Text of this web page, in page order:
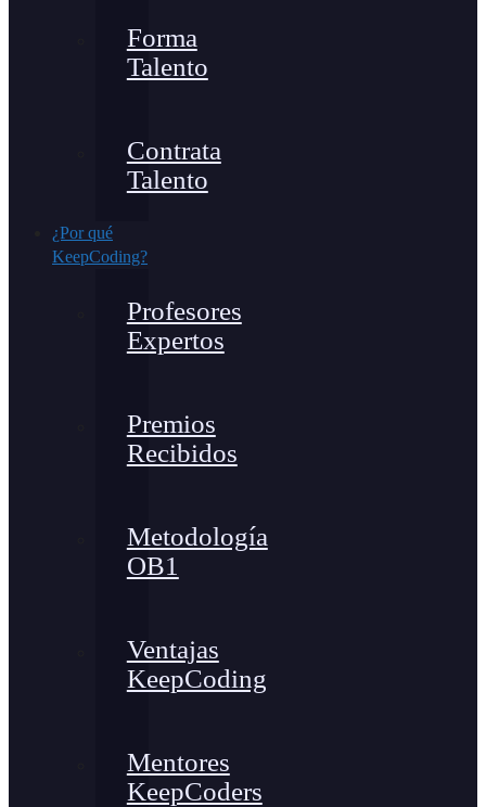
Forma
Talento
Contrata
Talento
¿Por qué
KeepCoding?
Profesores
Expertos
Premios
Recibidos
Metodología
OB1
Ventajas
KeepCoding
Mentores
KeepCoders